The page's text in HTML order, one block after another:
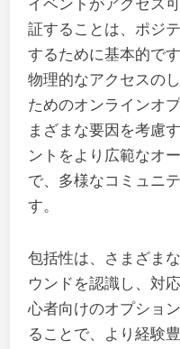
イベントがアクセス
証することは、ポジ
するために基本的で
物理的なアクセスの
ためのオンラインオ
まざまな要因を考慮
ントをより広範なオ
で、多様なコミュニ
す。
包括性は、さまざま
ウンドを認識し、対
心者向けのオプショ
ることで、より経験